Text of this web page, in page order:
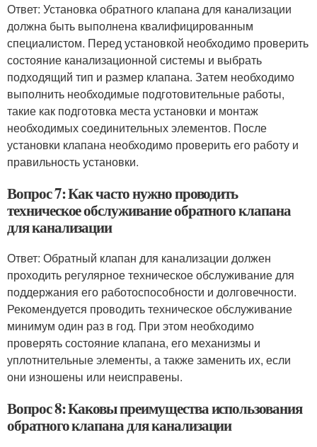
Ответ: Установка обратного клапана для канализации
должна быть выполнена квалифицированным
специалистом. Перед установкой необходимо проверить
состояние канализационной системы и выбрать
подходящий тип и размер клапана. Затем необходимо
выполнить необходимые подготовительные работы,
такие как подготовка места установки и монтаж
необходимых соединительных элементов. После
установки клапана необходимо проверить его работу и
правильность установки.
Вопрос 7: Как часто нужно проводить
техническое обслуживание обратного клапана
для канализации
Ответ: Обратный клапан для канализации должен
проходить регулярное техническое обслуживание для
поддержания его работоспособности и долговечности.
Рекомендуется проводить техническое обслуживание
минимум один раз в год. При этом необходимо
проверять состояние клапана, его механизмы и
уплотнительные элементы, а также заменить их, если
они изношены или неисправены.
Вопрос 8: Каковы преимущества использования
обратного клапана для канализации